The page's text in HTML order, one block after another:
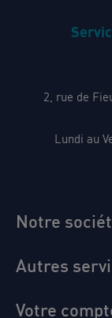
2, rue de
Lundi au
Notre
Autres
Votre